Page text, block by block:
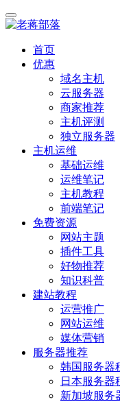
首页
优惠
域名主机
云服务器
商家推荐
主机评测
独立服务器
主机运维
基础运维
运维笔记
主机教程
前端笔记
免费资源
网站主题
插件工具
好物推荐
知识科普
建站教程
运营推广
网站运维
媒体营销
服务器推荐
韩国服务器
日本服务器
新加坡服务